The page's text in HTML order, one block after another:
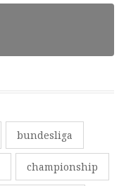
bundesliga
championship